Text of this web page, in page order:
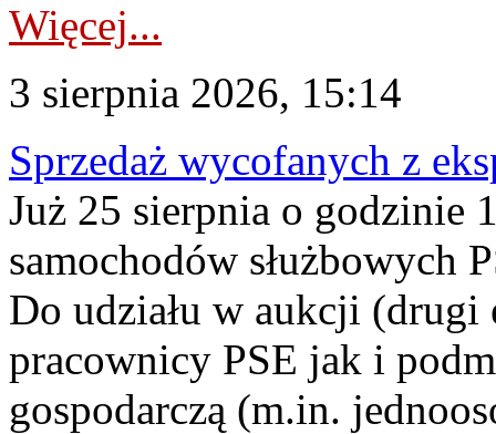
Więcej...
3 sierpnia 2026, 15:14
Sprzedaż wycofanych z
Już 25 sierpnia o godzinie
samochodów służbowych
Do udziału w aukcji (drugi
pracownicy PSE jak i
gospodarczą (m.in.